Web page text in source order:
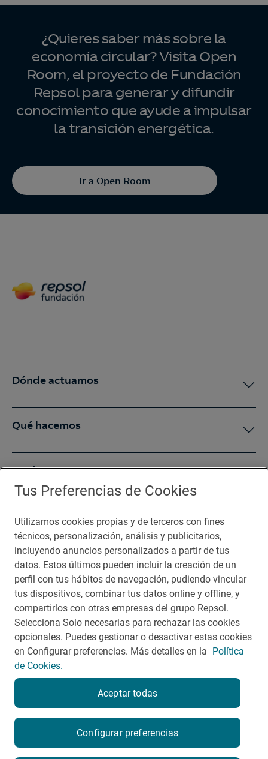
¿Quieres saber más sobre la
economía circular? Visita Open
Room, el proyecto de Fundación
Repsol para generar y difundir
conocimiento que ayude a impulsar
la transición energética.
Ir a Open Room
Dónde actuamos
Qué hacemos
Quiénes somos
Sala de prensa
Te puede interesar
Aviso legal
Contacto
Normas participación en RRSS
Política de privacidad
Tus Preferencias de Cookies
Utilizamos cookies propias y de terceros con fines
técnicos, personalización, análisis y publicitarios,
incluyendo anuncios personalizados a partir de tus
datos. Estos últimos pueden incluir la creación de un
perfil con tus hábitos de navegación, pudiendo vincular
tus dispositivos, combinar tus datos online y offline, y
compartirlos con otras empresas del grupo Repsol.
Selecciona Solo necesarias para rechazar las cookies
opcionales. Puedes gestionar o desactivar estas cookies
en Configurar preferencias. Más detalles en la Política
de Cookies.
Configurar preferencias
Aceptar todas